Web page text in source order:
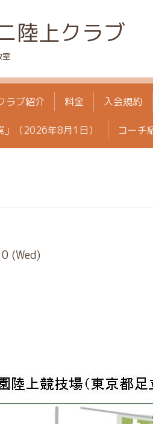
陸上クラブ
室
ラブ紹介 料金 入会規約
（2026年8月1日） コーチ
(Wed)